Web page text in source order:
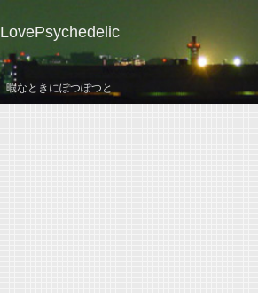
LovePsychedelic
暇なときにぽつぽつと